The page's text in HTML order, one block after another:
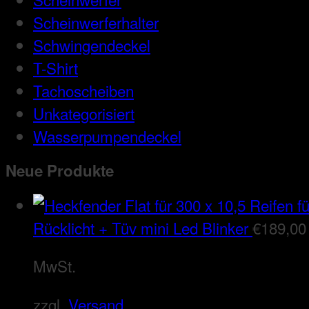
Scheinwerferhalter
Schwingendeckel
T-Shirt
Tachoscheiben
Unkategorisiert
Wasserpumpendeckel
Neue Produkte
Rücklicht + Tüv mini Led Blinker€189,00
MwSt.
zzgl. Versand